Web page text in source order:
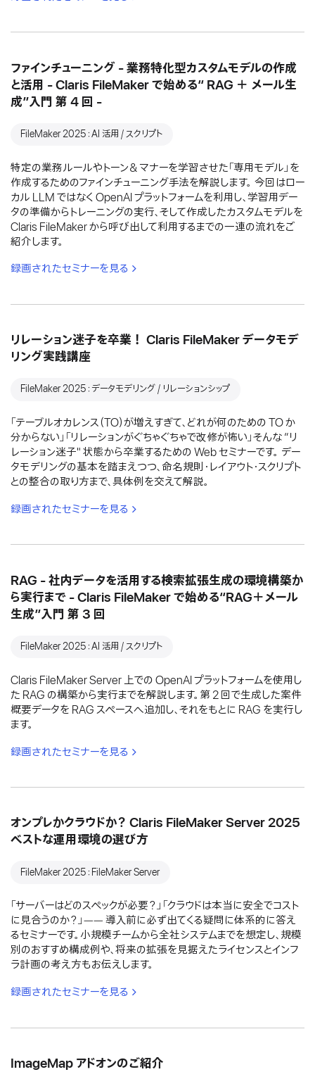
ファインチューニング - 業務特化型カスタムモデルの作成
と活用 - Claris FileMaker で始める“ RAG ＋ メール生
成”入門 第 4 回 -
FileMaker 2025：AI 活用 / スクリプト
特定の業務ルールやトーン＆マナーを学習させた「専用モデル」を
作成するためのファインチューニング手法を解説します。 今回はロー
カル LLM ではなく OpenAI プラットフォームを利用し、学習用デー
タの準備からトレーニングの実行、そして作成したカスタムモデルを
Claris FileMaker から呼び出して利用するまでの一連の流れをご
紹介します。
録画されたセミナーを見る
リレーション迷子を卒業！ Claris FileMaker データモデ
リング実践講座
FileMaker 2025：データモデリング / リレーションシップ
「テーブルオカレンス（TO）が増えすぎて、どれが何のための TO か
分からない」「リレーションがぐちゃぐちゃで改修が怖い」そんな “リ
レーション迷子" 状態から卒業するための Web セミナーです。 デー
タモデリングの基本を踏まえつつ、命名規則・レイアウト・スクリプト
との整合の取り方まで、具体例を交えて解説。
録画されたセミナーを見る
RAG - 社内データを活用する検索拡張生成の環境構築か
ら実行まで - Claris FileMaker で始める“RAG＋メール
生成”入門 第 3 回
FileMaker 2025：AI 活用 / スクリプト
Claris FileMaker Server 上での OpenAI プラットフォームを使用し
た RAG の構築から実行までを解説します。第 2 回で生成した案件
概要データを RAG スペースへ追加し、それをもとに RAG を実行し
ます。
録画されたセミナーを見る
オンプレかクラウドか？ Claris FileMaker Server 2025
ベストな運用環境の選び方
FileMaker 2025：FileMaker Server
「サーバーはどのスペックが必要？」「クラウドは本当に安全でコスト
に見合うのか？」―― 導入前に必ず出てくる疑問に体系的に答え
るセミナーです。小規模チームから全社システムまでを想定し、規模
別のおすすめ構成例や、将来の拡張を見据えたライセンスとインフ
ラ計画の考え方もお伝えします。
録画されたセミナーを見る
ImageMap アドオンのご紹介